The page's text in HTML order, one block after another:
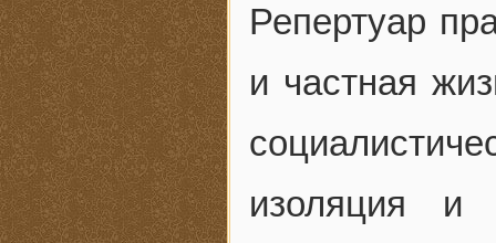
Репертуар
и частная
изоляция